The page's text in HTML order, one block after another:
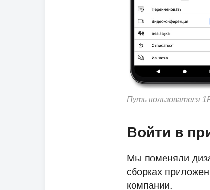
Путь пользователя
Войти в
Мы поменяли
сборках
компании.